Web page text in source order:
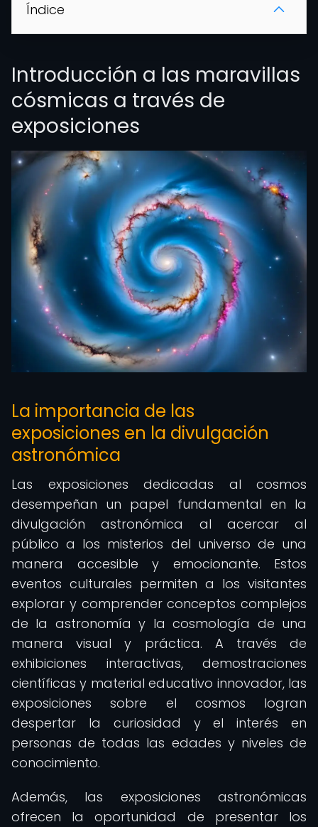
Índice
Introducción a las maravillas
cósmicas a través de
exposiciones
La importancia de las
exposiciones en la divulgación
astronómica
Las exposiciones dedicadas al cosmos
desempeñan un papel fundamental en la
divulgación astronómica al acercar al
público a los misterios del universo de una
manera accesible y emocionante. Estos
eventos culturales permiten a los visitantes
explorar y comprender conceptos complejos
de la astronomía y la cosmología de una
manera visual y práctica. A través de
exhibiciones interactivas, demostraciones
científicas y material educativo innovador, las
exposiciones sobre el cosmos logran
despertar la curiosidad y el interés en
personas de todas las edades y niveles de
conocimiento.
Además, las exposiciones astronómicas
ofrecen la oportunidad de presentar los